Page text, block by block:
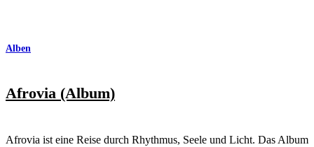
Alben
Afrovia (Album)
Afrovia ist eine Reise durch Rhythmus, Seele und Licht. Das Album